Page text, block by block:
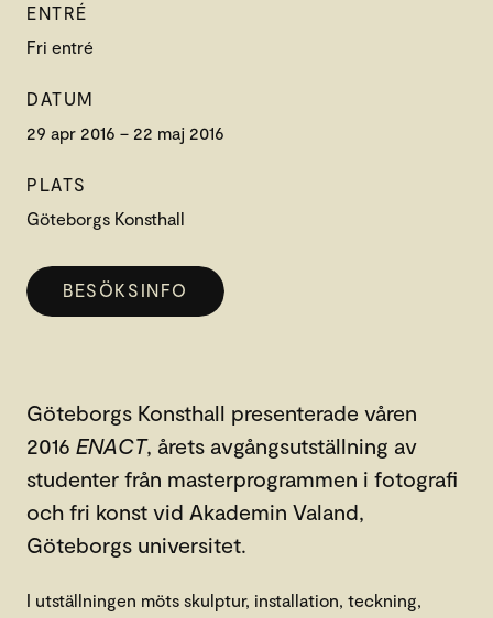
ENTRÉ
Fri entré
DATUM
29 apr 2016 – 22 maj 2016
PLATS
Göteborgs Konsthall
BESÖKSINFO
Göteborgs Konsthall presenterade våren
2016 ENACT, årets avgångsutställning av
studenter från masterprogrammen i fotografi
och fri konst vid Akademin Valand,
Göteborgs universitet.
I utställningen möts skulptur, installation, teckning,